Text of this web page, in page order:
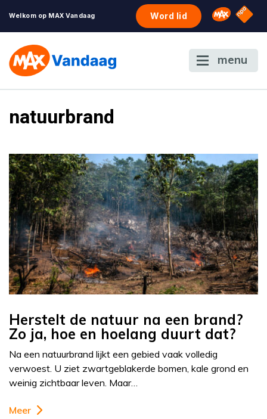
Welkom op MAX Vandaag Word lid Omroep
NPO
menu
natuurbrand
Herstelt de natuur na een brand?
Zo ja, hoe en hoelang duurt dat?
Na een natuurbrand lijkt een gebied vaak volledig
verwoest. U ziet zwartgeblakerde bomen, kale grond en
weinig zichtbaar leven. Maar…
Meer